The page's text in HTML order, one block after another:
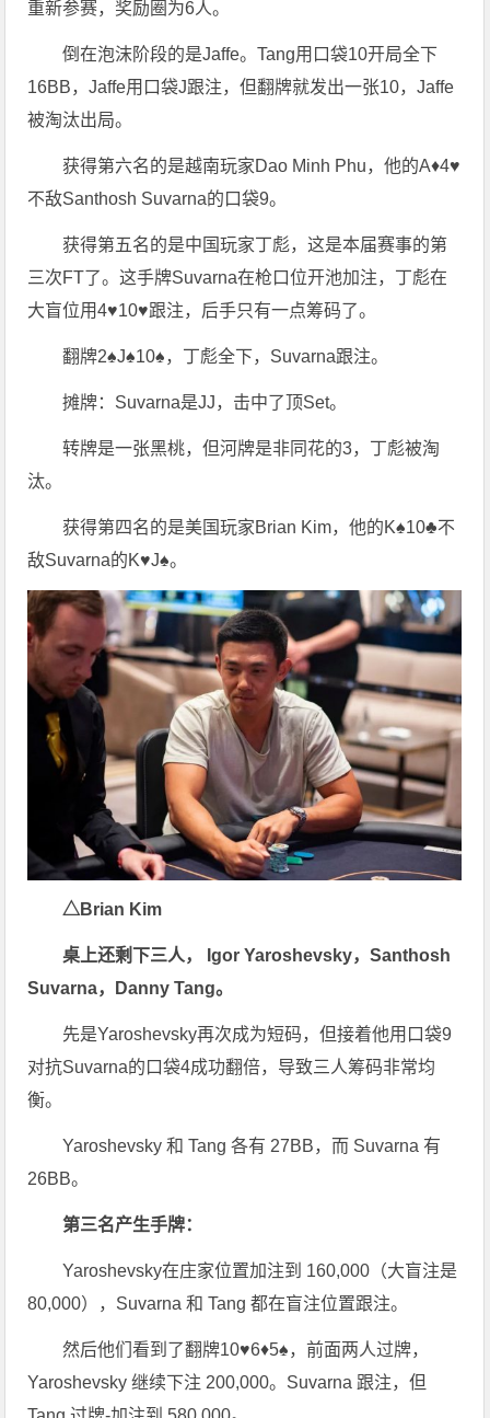
重新参赛，奖励圈为6人。
倒在泡沫阶段的是Jaffe。Tang用口袋10开局全下
16BB，Jaffe用口袋J跟注，但翻牌就发出一张10，Jaffe
被淘汰出局。
获得第六名的是越南玩家Dao Minh Phu，他的A♦4♥
不敌Santhosh Suvarna的口袋9。
获得第五名的是中国玩家丁彪，这是本届赛事的第
三次FT了。这手牌Suvarna在枪口位开池加注，丁彪在
大盲位用4♥10♥跟注，后手只有一点筹码了。
翻牌2♠J♠10♠，丁彪全下，Suvarna跟注。
摊牌：Suvarna是JJ，击中了顶Set。
转牌是一张黑桃，但河牌是非同花的3，丁彪被淘
汰。
获得第四名的是美国玩家Brian Kim，他的K♠10♣不
敌Suvarna的K♥J♠。
△Brian Kim
桌上还剩下三人， Igor Yaroshevsky，Santhosh
Suvarna，Danny Tang。
先是Yaroshevsky再次成为短码，但接着他用口袋9
对抗Suvarna的口袋4成功翻倍，导致三人筹码非常均
衡。
Yaroshevsky 和 Tang 各有 27BB，而 Suvarna 有
26BB。
第三名产生手牌：
Yaroshevsky在庄家位置加注到 160,000（大盲注是
80,000），Suvarna 和 Tang 都在盲注位置跟注。
然后他们看到了翻牌10♥6♦5♠，前面两人过牌，
Yaroshevsky 继续下注 200,000。Suvarna 跟注，但